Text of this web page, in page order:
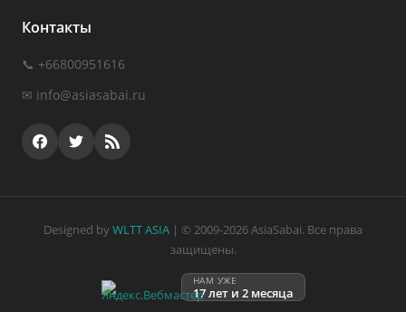
Контакты
📞 +66800951616
✉ info@asiasabai.ru
Designed by WLTT ASIA | © 2009-2026 AsiaSabai. Все права
защищены.
НАМ УЖЕ
17 лет и 2 месяца